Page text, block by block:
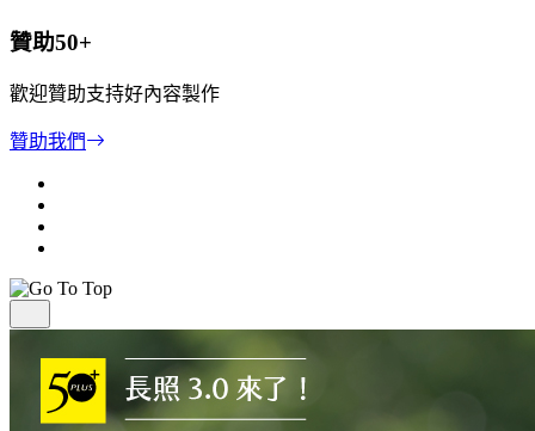
贊助50+
歡迎贊助支持好內容製作
贊助我們